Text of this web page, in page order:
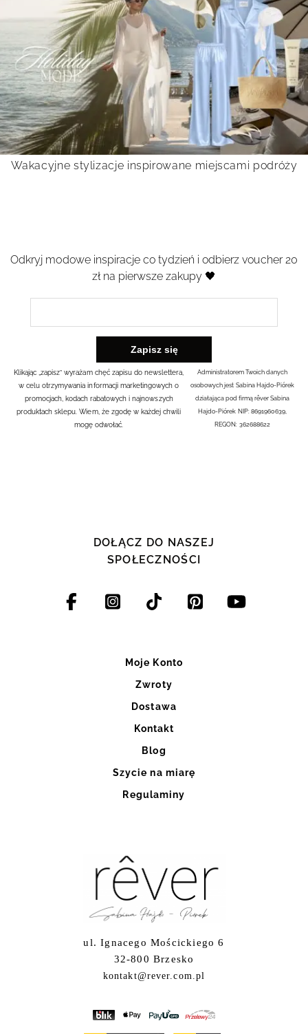
Wakacyjne stylizacje inspirowane miejscami podróży
Odkryj modowe inspiracje co tydzień i odbierz voucher 20
zł na pierwsze zakupy 🖤
Klikając „zapisz” wyrażam chęć zapisu do newslettera,
w celu otrzymywania informacji marketingowych o
promocjach, kodach rabatowych i najnowszych
produktach sklepu. Wiem, że zgodę w każdej chwili
mogę odwołać.
Administratorem Twoich danych
osobowych jest Sabina Hajdo-Piórek
działająca pod firmą rêver Sabina
Hajdo-Piórek NIP: 8691960639,
REGON: 362688622
DOŁĄCZ DO NASZEJ
SPOŁECZNOŚCI
Moje Konto
Zwroty
Dostawa
Kontakt
Blog
Szycie na miarę
Regulaminy
ul. Ignacego Mościckiego 6
32-800 Brzesko
kontakt@rever.com.pl